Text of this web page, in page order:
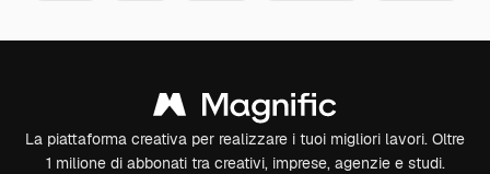
La piattaforma creativa per realizzare i tuoi migliori lavori. Oltre
1 milione di abbonati tra creativi, imprese, agenzie e studi.